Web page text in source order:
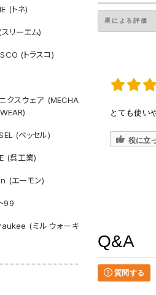
(トネ)
リーエム)
(トラスコ)
クスウェア (MECHA
(ベッセル)
(呉工業)
(エーモン)
99
(ミルウォーキ
とても使い
役に立
Q&A
質問する